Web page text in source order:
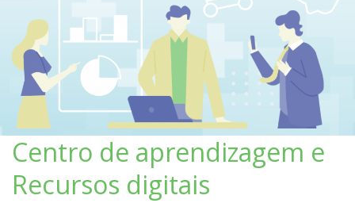
Centro de aprendizagem e
Recursos digitais